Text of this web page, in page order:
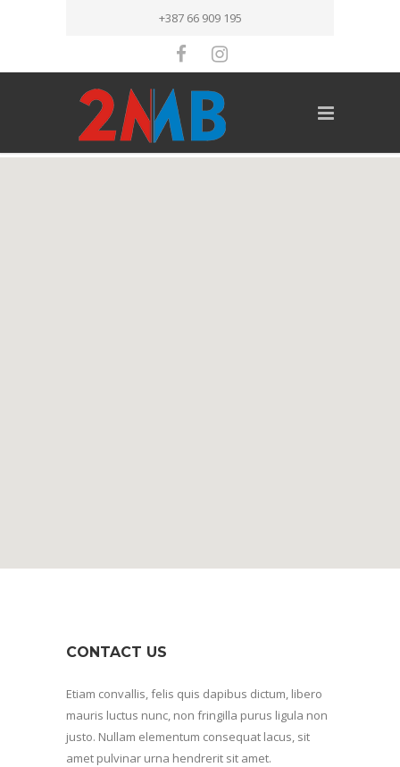
+387 66 909 195
CONTACT US
Etiam convallis, felis quis dapibus dictum, libero
mauris luctus nunc, non fringilla purus ligula non
justo. Nullam elementum consequat lacus, sit
amet pulvinar urna hendrerit sit amet.